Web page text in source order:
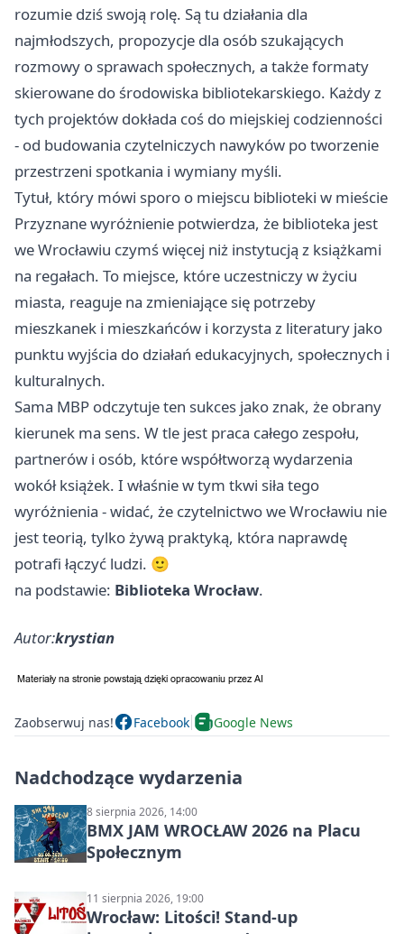
rozumie dziś swoją rolę. Są tu działania dla
najmłodszych, propozycje dla osób szukających
rozmowy o sprawach społecznych, a także formaty
skierowane do środowiska bibliotekarskiego. Każdy z
tych projektów dokłada coś do miejskiej codzienności
- od budowania czytelniczych nawyków po tworzenie
przestrzeni spotkania i wymiany myśli.
Tytuł, który mówi sporo o miejscu biblioteki w mieście
Przyznane wyróżnienie potwierdza, że biblioteka jest
we Wrocławiu czymś więcej niż instytucją z książkami
na regałach. To miejsce, które uczestniczy w życiu
miasta, reaguje na zmieniające się potrzeby
mieszkanek i mieszkańców i korzysta z literatury jako
punktu wyjścia do działań edukacyjnych, społecznych i
kulturalnych.
Sama MBP odczytuje ten sukces jako znak, że obrany
kierunek ma sens. W tle jest praca całego zespołu,
partnerów i osób, które współtworzą wydarzenia
wokół książek. I właśnie w tym tkwi siła tego
wyróżnienia - widać, że czytelnictwo we Wrocławiu nie
jest teorią, tylko żywą praktyką, która naprawdę
potrafi łączyć ludzi. 🙂
na podstawie: Biblioteka Wrocław.
Autor:krystian
Zaobserwuj nas! Facebook Google News
Nadchodzące wydarzenia
8 sierpnia 2026, 14:00
BMX JAM WROCŁAW 2026 na Placu
Społecznym
11 sierpnia 2026, 19:00
Wrocław: Litości! Stand-up